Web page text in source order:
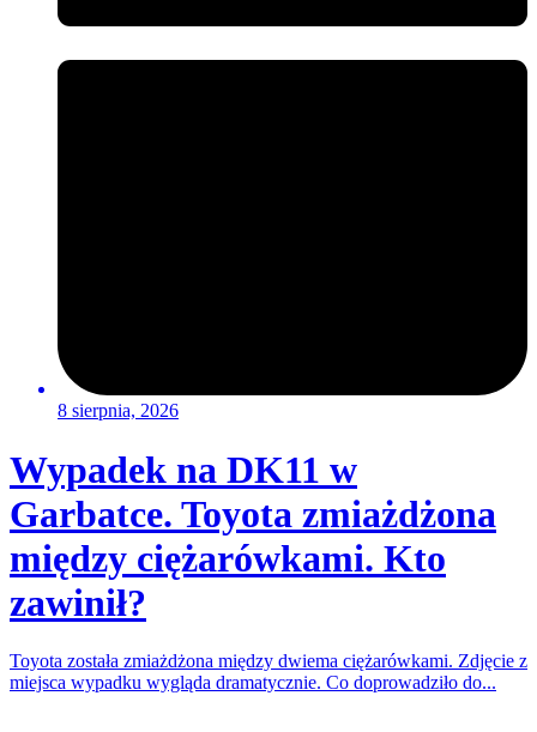
8 sierpnia, 2026
Wypadek na DK11 w
Garbatce. Toyota zmiażdżona
między ciężarówkami. Kto
zawinił?
Toyota została zmiażdżona między dwiema ciężarówkami. Zdjęcie z
miejsca wypadku wygląda dramatycznie. Co doprowadziło do...